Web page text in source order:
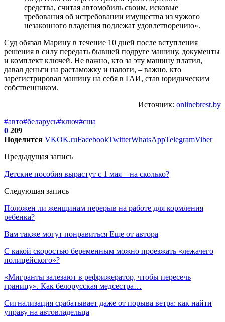
средства, считая автомобиль своим, исковые
требования об истребовании имущества из чужого
незаконного владения подлежат удовлетворению».
Cуд обязал Марину в течение 10 дней после вступления
решения в силу передать бывшей подруге машину, документы
и комплект ключей. Не важно, кто за эту машину платил,
давал деньги на растаможку и налоги, – важно, кто
зарегистрировал машину на себя в ГАИ, став юридическим
собственником.
Источник: onlinebrest.by
#авто#беларусь#ключ#сша
0 209
Поделится VKOK.ruFacebookTwitterWhatsAppTelegramViber
Предыдущая запись
Детские пособия вырастут с 1 мая – на сколько?
Следующая запись
Положен ли женщинам перерыв на работе для кормления
ребенка?
Вам также могут понравиться Еще от автора
С какой скоростью беременным можно проезжать «лежачего
полицейского»?
«Мигранты залезают в рефрижератор, чтобы пересечь
границу». Как белорусская медсестра…
Сигнализация срабатывает даже от порыва ветра: как найти
управу на автовладельца